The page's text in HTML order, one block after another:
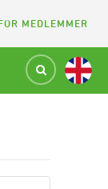
MEDLEMMER